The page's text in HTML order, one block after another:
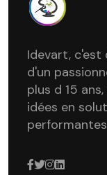
Idevart, c'est
d'un
plus d 15
idées en